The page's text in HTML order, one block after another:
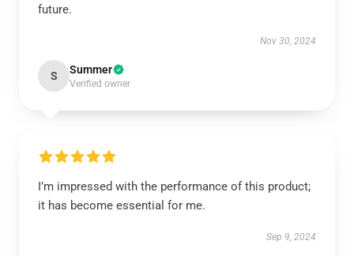
future.
Nov 30, 2024
S Summer
Verified owner
I’m impressed with the performance of this product;
it has become essential for me.
Sep 9, 2024